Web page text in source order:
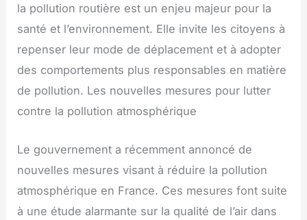
la pollution routière est un enjeu majeur pour la
santé et l’environnement. Elle invite les citoyens à
repenser leur mode de déplacement et à adopter
des comportements plus responsables en matière
de pollution. Les nouvelles mesures pour lutter
contre la pollution atmosphérique
Le gouvernement a récemment annoncé de
nouvelles mesures visant à réduire la pollution
atmosphérique en France. Ces mesures font suite
à une étude alarmante sur la qualité de l’air dans